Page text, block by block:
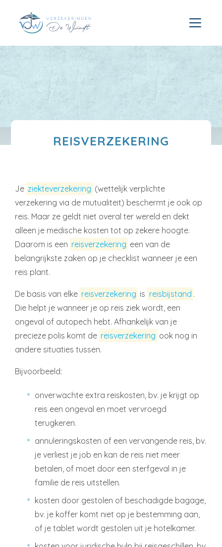
REISVERZEKERING
Je ziekteverzekering (wettelijk verplichte
verzekering via de mutualiteit) beschermt je ook op
reis. Maar ze geldt niet overal ter wereld en dekt
alleen je medische kosten tot op zekere hoogte.
Daarom is een reisverzekering een van de
belangrijkste zaken op je checklist wanneer je een
reis plant.
De basis van elke reisverzekering is reisbijstand .
Die helpt je wanneer je op reis ziek wordt, een
ongeval of autopech hebt. Afhankelijk van je
precieze polis komt de reisverzekering ook nog in
andere situaties tussen.
Bijvoorbeeld:
onverwachte extra reiskosten, bv. je krijgt op
reis een ongeval en moet vervroegd
terugkeren.
annuleringskosten of een vervangende reis, bv.
je verliest je job en kan de reis niet meer
betalen, of moet door een sterfgeval in je
familie de reis uitstellen.
kosten door gestolen of beschadigde bagage,
bv. je koffer komt niet op je bestemming aan,
of je tablet wordt gestolen uit je hotelkamer.